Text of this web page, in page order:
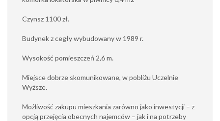
Czynsz 1100 zł.
Budynek z cegły wybudowany w 1989 r.
Wysokość pomieszczeń 2,6 m.
Miejsce dobrze skomunikowane, w pobliżu Uczelnie
Wyższe.
Możliwość zakupu mieszkania zarówno jako inwestycji – z
opcją przejęcia obecnych najemców – jak i na potrzeby